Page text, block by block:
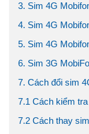
3. Sim 4G
4. Sim 4G
5. Sim 4G
6. Sim 3G
7. Cách đổi sim
7.1 Cách kiểm
7.2 Cách thay